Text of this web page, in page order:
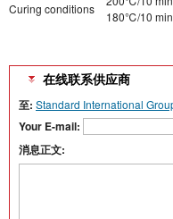
Curing conditions
180℃/10
在线联系供应商
至: Standard International
Your E-mail:
消息正文: